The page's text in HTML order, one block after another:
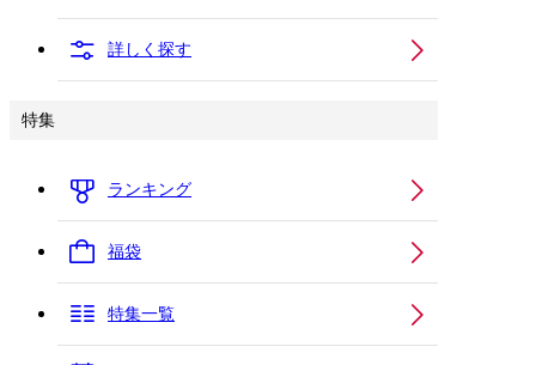
詳しく探す
特集
ランキング
福袋
特集一覧